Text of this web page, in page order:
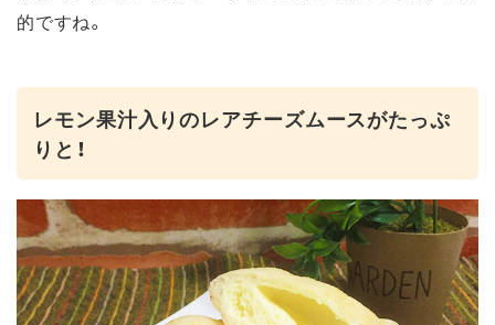
的ですね。
レモン果汁入りのレアチーズムースがたっぷ
りと！